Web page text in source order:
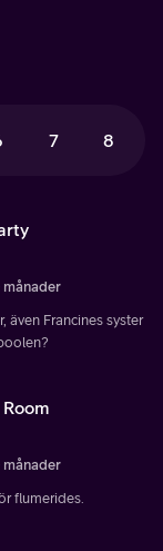
7 8
även Francines syster
flumerides.